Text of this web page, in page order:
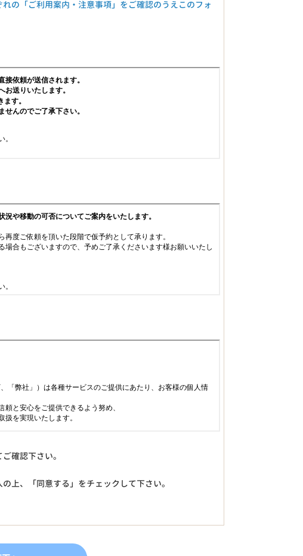
の「ご利用案内・注意事項」をご確認のうえこのフォ
確認下さい。
上、「同意する」をチェックして下さい。